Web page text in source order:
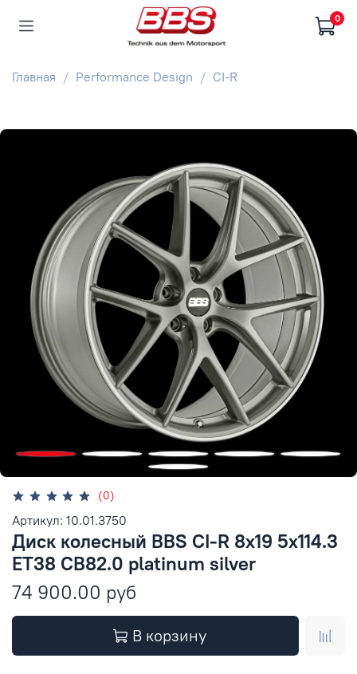
0
Главная Performance Design CI-R
(0)
Артикул: 10.01.3750
Диск колесный BBS CI-R 8x19 5x114.3
ET38 CB82.0 platinum silver
74 900.00 руб
В корзину